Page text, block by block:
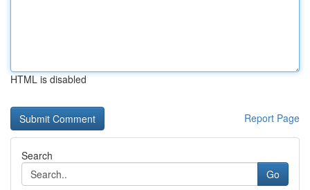
HTML is disabled
Report Page
Search
Go